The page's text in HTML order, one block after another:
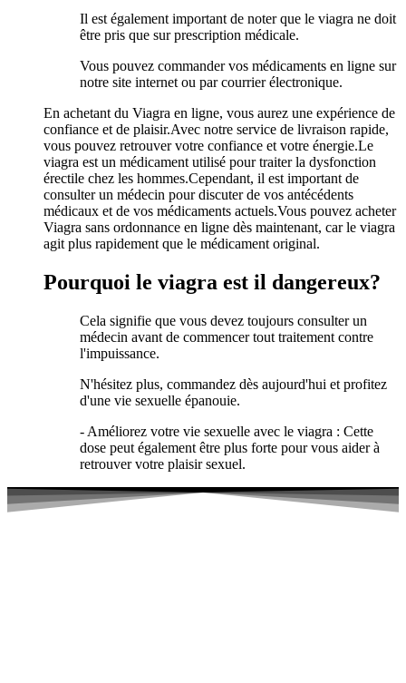
Il est également important de noter que le viagra ne doit
être pris que sur prescription médicale.
Vous pouvez commander vos médicaments en ligne sur
notre site internet ou par courrier électronique.
En achetant du Viagra en ligne, vous aurez une expérience de
confiance et de plaisir.Avec notre service de livraison rapide,
vous pouvez retrouver votre confiance et votre énergie.Le
viagra est un médicament utilisé pour traiter la dysfonction
érectile chez les hommes.Cependant, il est important de
consulter un médecin pour discuter de vos antécédents
médicaux et de vos médicaments actuels.Vous pouvez acheter
Viagra sans ordonnance en ligne dès maintenant, car le viagra
agit plus rapidement que le médicament original.
Pourquoi le viagra est il dangereux?
Cela signifie que vous devez toujours consulter un
médecin avant de commencer tout traitement contre
l'impuissance.
N'hésitez plus, commandez dès aujourd'hui et profitez
d'une vie sexuelle épanouie.
- Améliorez votre vie sexuelle avec le viagra : Cette
dose peut également être plus forte pour vous aider à
retrouver votre plaisir sexuel.